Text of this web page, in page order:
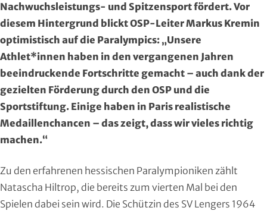
Nachwuchsleistungs- und Spitzensport fördert. Vor
diesem Hintergrund blickt OSP-Leiter Markus Kremin
optimistisch auf die Paralympics: „Unsere
Athlet*innen haben in den vergangenen Jahren
beeindruckende Fortschritte gemacht – auch dank der
gezielten Förderung durch den OSP und die
Sportstiftung. Einige haben in Paris realistische
Medaillenchancen – das zeigt, dass wir vieles richtig
machen.“
Zu den erfahrenen hessischen Paralympioniken zählt
Natascha Hiltrop, die bereits zum vierten Mal bei den
Spielen dabei sein wird. Die Schützin des SV Lengers 1964
Waldeck-Frankenberg
Werra-Meißner
Wetterau
Wiesbaden
Floorball
Frisbeesport
Fußball
Gehörlosen Sport
Golf
Handball
Ju-Jutsu